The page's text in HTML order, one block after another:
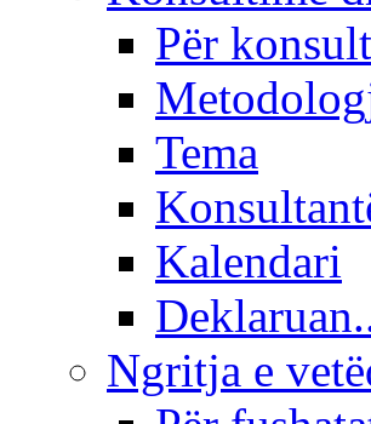
Për
Tema
Kalendari
Ngritja e